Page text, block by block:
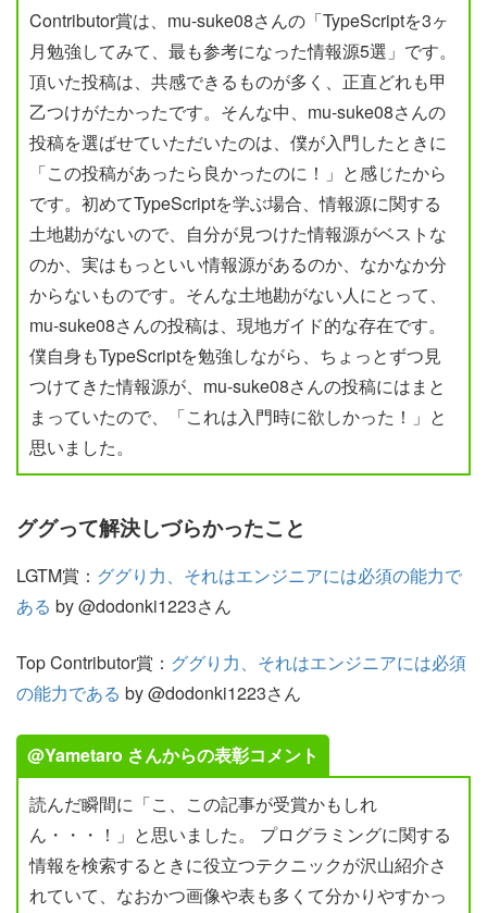
Contributor賞は、mu-suke08さんの「TypeScriptを3ヶ
月勉強してみて、最も参考になった情報源5選」です。
頂いた投稿は、共感できるものが多く、正直どれも甲
乙つけがたかったです。そんな中、mu-suke08さんの
投稿を選ばせていただいたのは、僕が入門したときに
「この投稿があったら良かったのに！」と感じたから
です。初めてTypeScriptを学ぶ場合、情報源に関する
土地勘がないので、自分が見つけた情報源がベストな
のか、実はもっといい情報源があるのか、なかなか分
からないものです。そんな土地勘がない人にとって、
mu-suke08さんの投稿は、現地ガイド的な存在です。
僕自身もTypeScriptを勉強しながら、ちょっとずつ見
つけてきた情報源が、mu-suke08さんの投稿にはまと
まっていたので、「これは入門時に欲しかった！」と
思いました。
ググって解決しづらかったこと
LGTM賞： ググり力、それはエンジニアには必須の能力で
ある by @dodonki1223さん
Top Contributor賞： ググり力、それはエンジニアには必須
の能力である by @dodonki1223さん
@Yametaro さんからの表彰コメント
読んだ瞬間に「こ、この記事が受賞かもしれ
ん・・・！」と思いました。 プログラミングに関する
情報を検索するときに役立つテクニックが沢山紹介さ
れていて、なおかつ画像や表も多くて分かりやすかっ